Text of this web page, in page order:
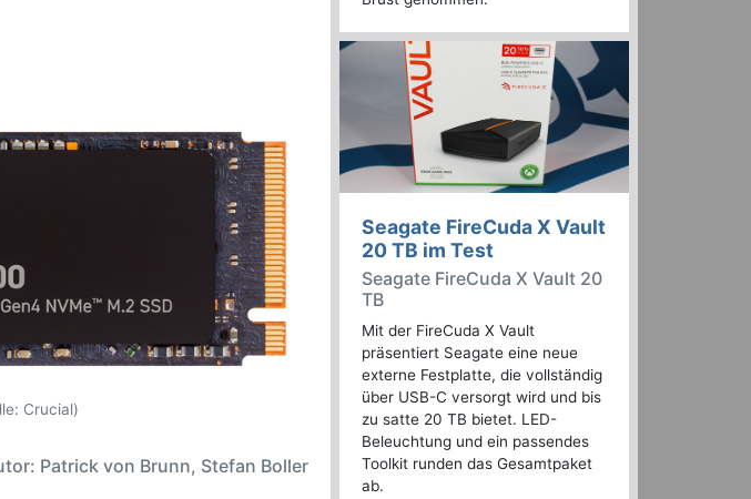
Crucial)
Patrick von Brunn, Stefan Boller
Seagate FireCuda X Vault
20 TB im Test
Seagate FireCuda X Vault 20
TB
Mit der FireCuda X Vault
präsentiert Seagate eine neue
externe Festplatte, die vollständig
über USB-C versorgt wird und bis
zu satte 20 TB bietet. LED-
Beleuchtung und ein passendes
Toolkit runden das Gesamtpaket
ab.